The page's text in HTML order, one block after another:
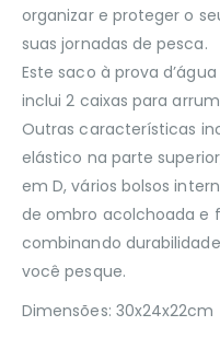
organizar e proteger o
suas jornadas de pesca.
Este saco à prova
inclui 2 caixas para
Outras características
elástico na parte
em D, vários bolsos
de ombro acolchoada e
combinando
você pesque.
Dimensões: 30x24x22cm